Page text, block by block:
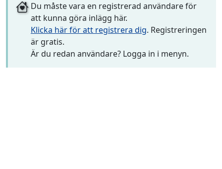
Du måste vara en registrerad användare för
att kunna göra inlägg här.
Klicka här för att registrera dig. Registreringen
är gratis.
Är du redan användare? Logga in i menyn.